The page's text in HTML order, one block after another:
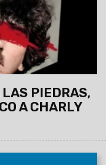
PIEDRAS,
A CHARLY